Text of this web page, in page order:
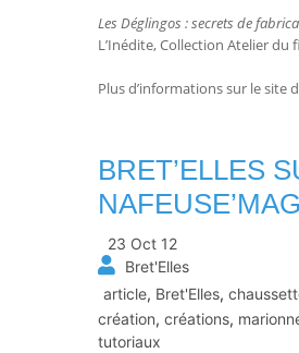
Les Déglingos : secrets de
L’Inédite, Collection Atelier du
Plus d’informations sur le site
BRET’ELLES
23 Oct 12
Bret'Elles
article, Bret'Elles,
création, créations,
tutoriaux